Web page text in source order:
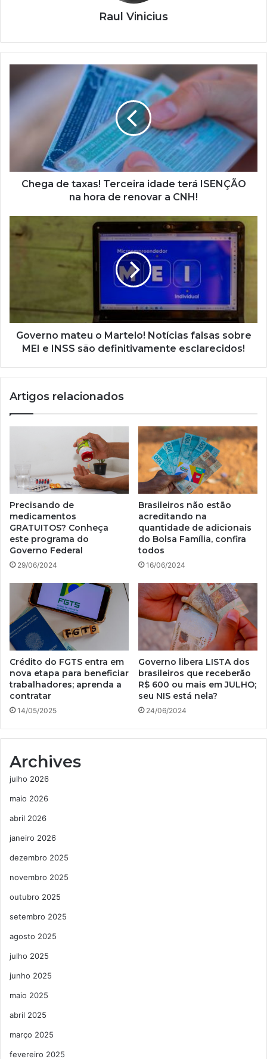
Raul Vinicius
taxas!
hora
Chega de taxas! Terceira idade terá ISENÇÃO
na hora de renovar a CNH!
mateu
MEI
e
INSS
Governo mateu o Martelo! Notícias falsas sobre
MEI e INSS são definitivamente esclarecidos!
Artigos relacionados
Precisando de
medicamentos
GRATUITOS? Conheça
este programa do
Governo Federal
29/06/2024
Brasileiros não estão
acreditando na
quantidade de adicionais
do Bolsa Família, confira
todos
16/06/2024
Crédito do FGTS entra em
nova etapa para beneficiar
trabalhadores; aprenda a
contratar
14/05/2025
Governo libera LISTA dos
brasileiros que receberão
R$ 600 ou mais em JULHO;
seu NIS está nela?
24/06/2024
Archives
julho 2026
maio 2026
abril 2026
janeiro 2026
dezembro 2025
novembro 2025
outubro 2025
setembro 2025
agosto 2025
julho 2025
junho 2025
maio 2025
abril 2025
março 2025
fevereiro 2025